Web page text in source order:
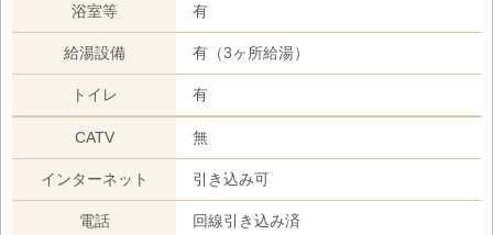
浴室等 有
給湯設備 有（3ヶ所給湯）
トイレ 有
CATV 無
インターネット 引き込み可
電話 回線引き込み済